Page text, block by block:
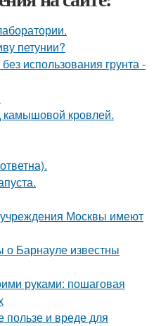
петунии?
использования грунта -
камышовой кровлей.
Москвы имеют
о Барнауле известны
руками: пошаговая
пользе и вреде для